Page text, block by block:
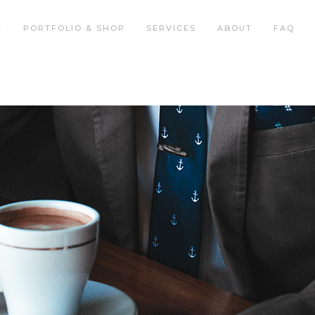
PORTFOLIO & SHOP SERVICES ABOUT FAQ